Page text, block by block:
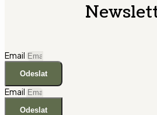
Email
Odeslat
Email
Odeslat